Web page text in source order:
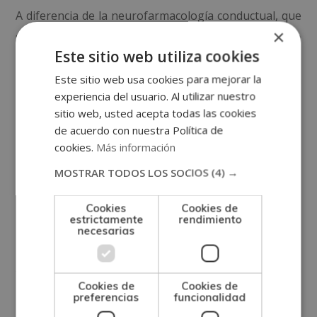
A diferencia de la neurofarmacología conductual, que
se basa en el estudio del comportamiento humano
frente a las drogas, la farmacología molecular se
basa en el impacto que los medicamentos tienen a
nivel neuronal.
La importancia de la
farmacología en
enfermería
Debido a los diferentes ámbitos y campos de
actuación, la Farmacología es una disciplina de gran
importancia paratodas las profesiones sanitarias
Hoy en día, no solo los profesionales médicos
×
Este sitio web utiliza cookies
Este sitio web usa cookies para mejorar la
experiencia del usuario. Al utilizar nuestro
sitio web, usted acepta todas las cookies
de acuerdo con nuestra Política de
cookies. Más información
MOSTRAR TODOS LOS SOCIOS (4) →
Cookies
estrictamente
necesarias
Cookies de
rendimiento
Cookies de
preferencias
Cookies de
funcionalidad